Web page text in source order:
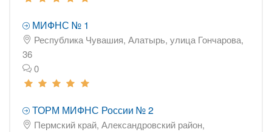
МИФНС № 1
Республика Чувашия, Алатырь, улица Гончарова,
36
0
ТОРМ МИФНС России № 2
Пермский край, Александровский район,